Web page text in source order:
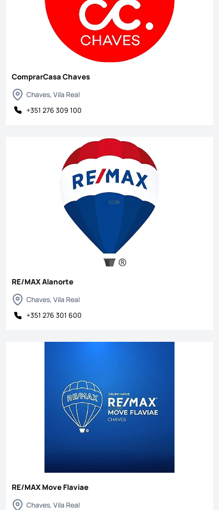
ComprarCasa Chaves
Chaves, Vila Real
+351 276 309 100
RE/MAX Alanorte
Chaves, Vila Real
+351 276 301 600
RE/MAX Move Flaviae
Chaves, Vila Real